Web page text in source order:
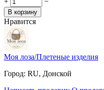
В корзину
Нравится
Моя лоза/Плетеные изделия
Город: RU, Донской